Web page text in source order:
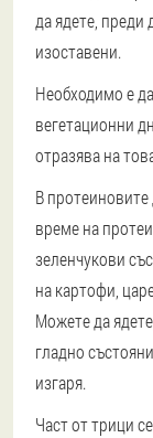
да ядете, преди
изоставени.
Необходимо е
вегетационни
отразява на
В протеиновите
време на
зеленчукови
на картофи,
Можете да
гладно
изгаря.
Част от трици